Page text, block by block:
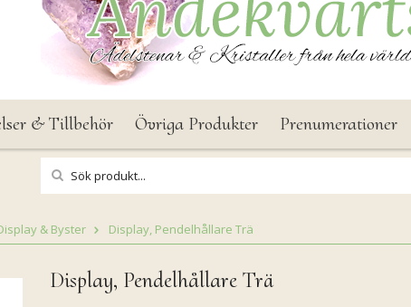
& Tillbehör Övriga Produkter Prenumerationer
& Byster Display, Pendelhållare Trä
Display, Pendelhållare Trä